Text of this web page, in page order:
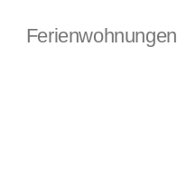
Ferienwohnungen